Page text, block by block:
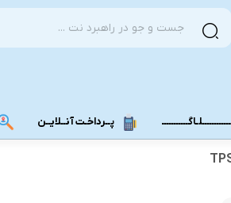
پــرداخـت آنــلایــن